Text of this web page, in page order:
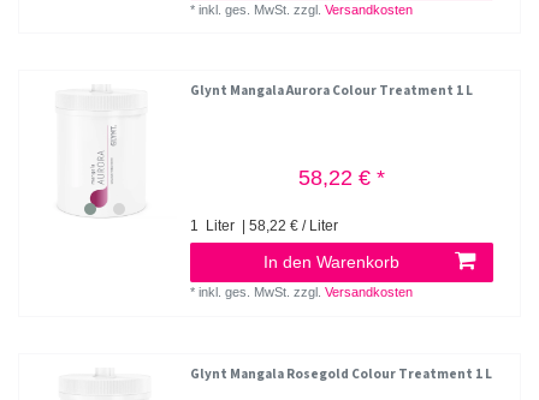
*inkl. ges. MwSt. zzgl.Versandkosten
Glynt Mangala Aurora Colour Treatment 1 L
58,22 € *
1 Liter | 58,22 € / Liter
In den Warenkorb
*inkl. ges. MwSt. zzgl.Versandkosten
Glynt Mangala Rosegold Colour Treatment 1 L